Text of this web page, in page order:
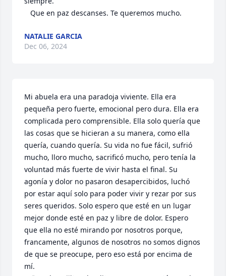
   Que en paz descanses. Te queremos mucho.
NATALIE GARCIA
Dec 06, 2024
Mi abuela era una paradoja viviente. Ella era
pequeña pero fuerte, emocional pero dura. Ella era
complicada pero comprensible. Ella solo quería que
las cosas que se hicieran a su manera, como ella
quería, cuando quería. Su vida no fue fácil, sufrió
mucho, lloro mucho, sacrificó mucho, pero tenía la
voluntad más fuerte de vivir hasta el final. Su
agonía y dolor no pasaron desapercibidos, luchó
por estar aquí solo para poder vivir y rezar por sus
seres queridos. Solo espero que esté en un lugar
mejor donde esté en paz y libre de dolor. Espero
que ella no esté mirando por nosotros porque,
francamente, algunos de nosotros no somos dignos
de que se preocupe, pero eso está por encima de
mí.